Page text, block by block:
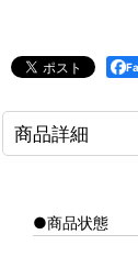
商品詳細
●商品状態